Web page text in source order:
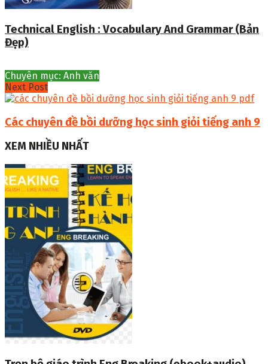
Technical English : Vocabulary And Grammar (Bản
Đẹp)
Chuyên mục: Anh văn
Next Post
Các chuyên đề bồi dưỡng học sinh giỏi tiếng anh 9
XEM NHIỀU NHẤT